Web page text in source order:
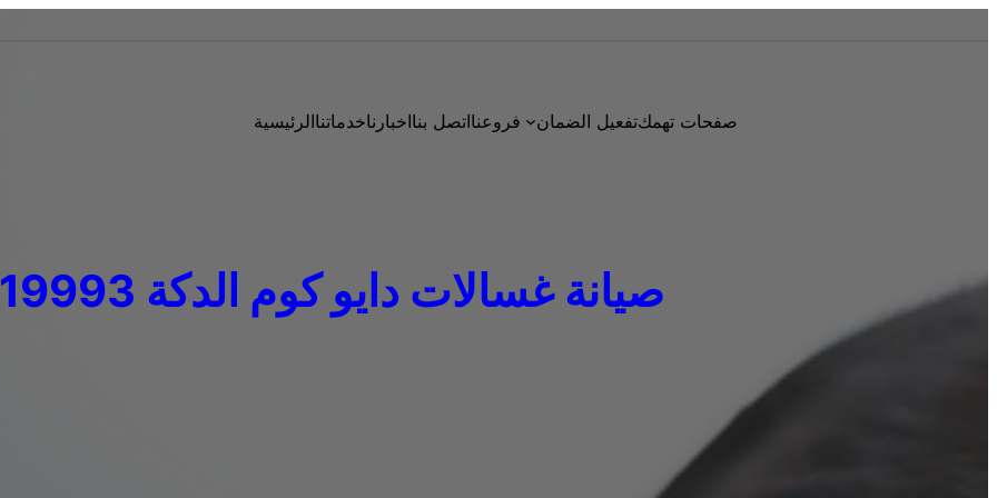
الرئيسيةخدماتنااخبارنااتصل بنافروعنا تفعيل الضمانصفحات تهمك
صيانة غسالات دايو كوم الدكة 01207619993